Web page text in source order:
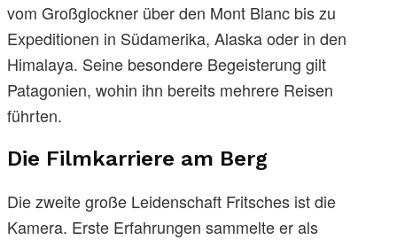
vom Großglockner über den Mont Blanc bis zu
Expeditionen in Südamerika, Alaska oder in den
Himalaya. Seine besondere Begeisterung gilt
Patagonien, wohin ihn bereits mehrere Reisen
führten.
Die Filmkarriere am Berg
Die zweite große Leidenschaft Fritsches ist die
Kamera. Erste Erfahrungen sammelte er als